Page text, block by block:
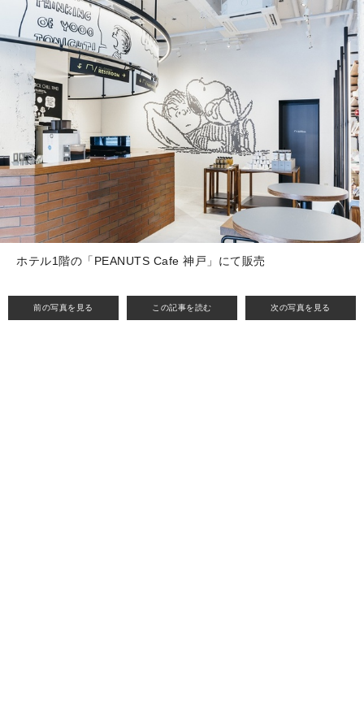
前の写真を見る この記事を読む 次の写真を見る
ホテル1階の「PEANUTS Cafe 神戸」にて販売